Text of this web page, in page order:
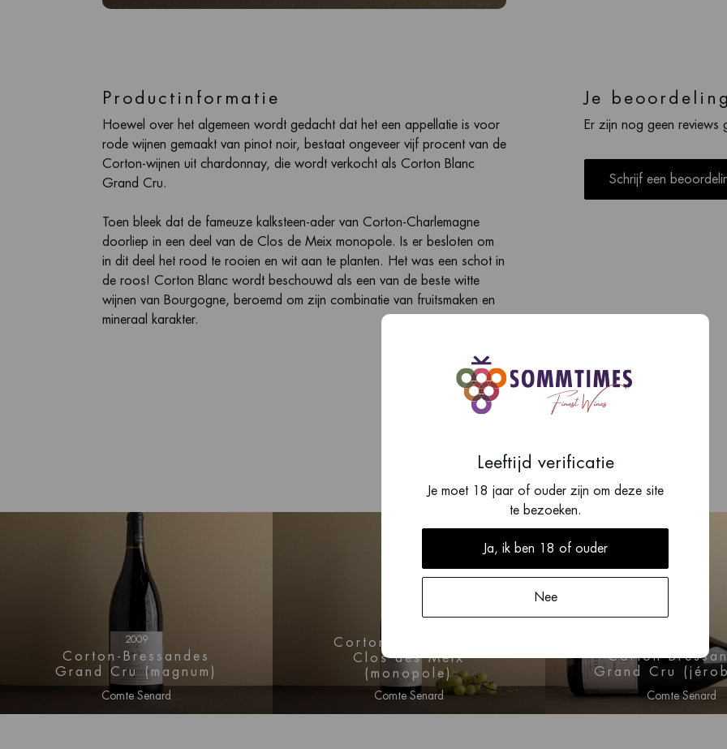
Productinformatie
Hoewel over het algemeen wordt gedacht dat het een appellatie is voor
rode wijnen gemaakt van pinot noir, bestaat ongeveer vijf procent van de
Corton-wijnen uit chardonnay, die wordt verkocht als Corton Blanc
Grand Cru.
Toen bleek dat de fameuze kalksteen-ader van Corton-Charlemagne
doorliep in een deel van de Clos de Meix monopole. Is er besloten om
in dit deel het rood te rooien en wit aan te planten. Het was een schot in
de roos! Corton Blanc wordt beschouwd als een van de beste witte
wijnen van Bourgogne, beroemd om zijn combinatie van fruitsmaken en
mineraal karakter.
Je
Er zijn nog geen reviews
Schrijf een
2009
Corton-Bressandes
Grand Cru (magnum)
Comte Senard
Corton Grand Cru,
Clos des Meix
(monopole)
Comte Senard
Corton-
Grand Cru
Comte Senard
Leeftijd verificatie
Je moet 18 jaar of ouder zijn om deze site
te bezoeken.
Ja, ik ben 18 of ouder
Nee